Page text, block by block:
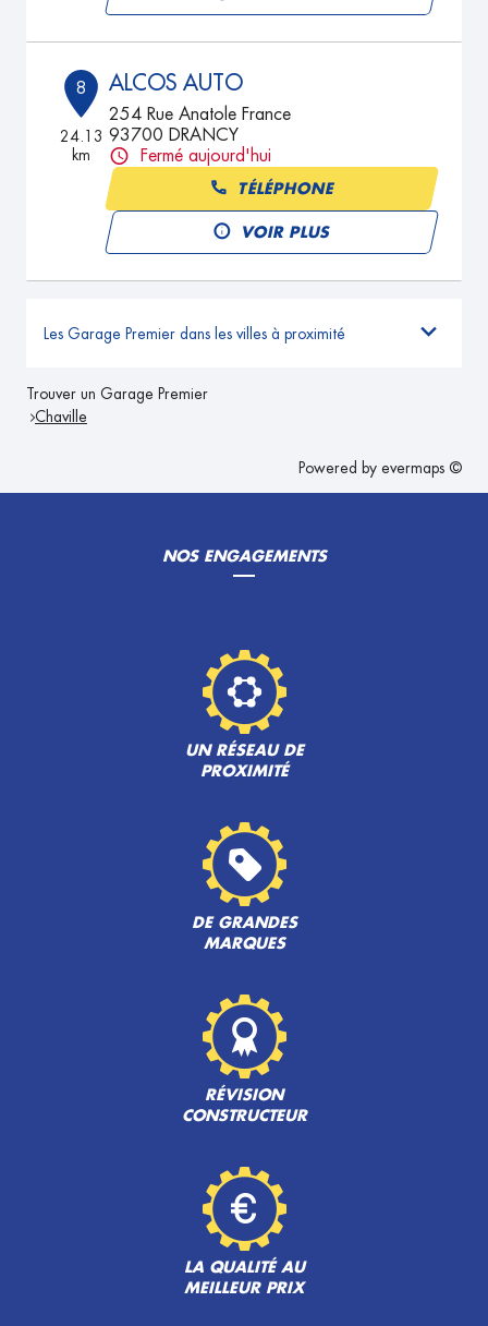
8
24.13
km
ALCOS AUTO
254 Rue Anatole France
93700 DRANCY
Fermé aujourd'hui
TÉLÉPHONE
VOIR PLUS
Les Garage Premier dans les villes à proximité
Trouver un Garage Premier
Chaville
Powered by evermaps ©
NOS ENGAGEMENTS
UN RÉSEAU DE
PROXIMITÉ
DE GRANDES
MARQUES
RÉVISION
CONSTRUCTEUR
LA QUALITÉ AU
MEILLEUR PRIX